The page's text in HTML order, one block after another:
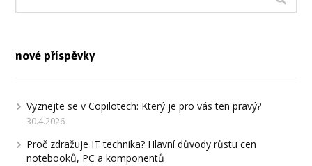
nové příspěvky
Vyznejte se v Copilotech: Který je pro vás ten pravý?
30.4.2026
Proč zdražuje IT technika? Hlavní důvody růstu cen
notebooků, PC a komponentů